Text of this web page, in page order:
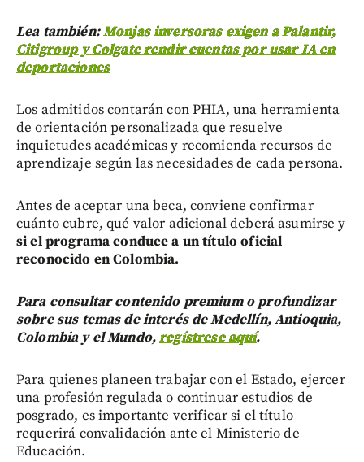
Lea también:Monjas inversoras exigen a Palantir,
Citigroup y Colgate rendir cuentas por usar IA en
deportaciones
Los admitidos contarán con PHIA, una herramienta
de orientación personalizada que resuelve
inquietudes académicas y recomienda recursos de
aprendizaje según las necesidades de cada persona.
Antes de aceptar una beca, conviene confirmar
cuánto cubre, qué valor adicional deberá asumirse y
si el programa conduce a un título oficial
reconocido en Colombia.
Para consultar contenido premium o profundizar
sobre sus temas de interés de Medellín, Antioquia,
Colombia y el Mundo,regístrese aquí.
Para quienes planeen trabajar con el Estado, ejercer
una profesión regulada o continuar estudios de
posgrado, es importante verificar si el título
requerirá convalidación ante el Ministerio de
Educación.